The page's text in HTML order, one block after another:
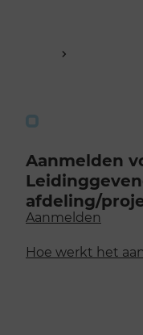
Aanmelden
afdeling/​
Aanmelden
Hoe werkt het